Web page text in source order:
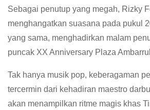
Sebagai penutup yang megah, Rizky
menghangatkan suasana pada pukul
yang sama, menghadirkan malam
puncak XX Anniversary Plaza
Tak hanya musik pop, keberagaman
tercermin dari kehadiran maestro
akan menampilkan ritme magis khas